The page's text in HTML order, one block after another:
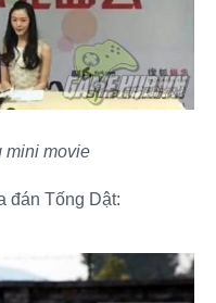
mini movie
đán Tống Dật: